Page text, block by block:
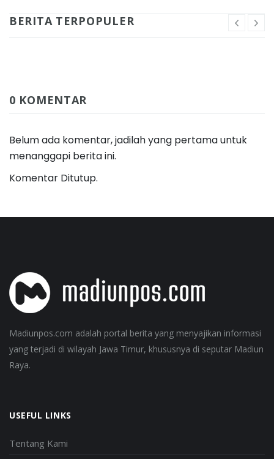
BERITA TERPOPULER
0 KOMENTAR
Belum ada komentar, jadilah yang pertama untuk
menanggapi berita ini.
Komentar Ditutup.
Madiunpos.com adalah portal berita yang menyajikan informasi
yang terjadi di wilayah Jawa Timur, khususnya di seputar Madiun
Raya.
USEFUL LINKS
Tentang Kami